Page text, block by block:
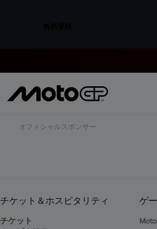
オフィシャルスポンサー
チケット＆ホスピタリティ
チケット
ゲ